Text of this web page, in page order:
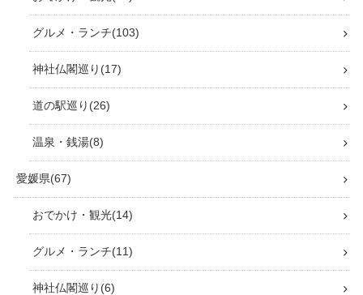
グルメ・ランチ 103
神社仏閣巡り 17
道の駅巡り 26
温泉・銭湯 8
愛媛県 67
おでかけ・観光 14
グルメ・ランチ 11
神社仏閣巡り 6